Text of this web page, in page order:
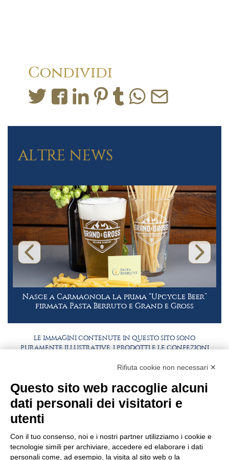
Condividi
ALTRE NEWS
Nasce a Carmagnola la prima “Upcycle Beer”
firmata Pasta Berruto e Grand e Gross
LE IMMAGINI CONTENUTE IN QUESTO SITO SONO
PURAMENTE ILLUSTRATIVE, I PRODOTTI E LE CONFEZIONI
BEST PARTNER AREA
COMPLIANCE
TERMINI E CONDIZIONI
Rifiuta cookie non necessari ✕
Questo sito web raccoglie alcuni
dati personali dei visitatori e
utenti
Con il tuo consenso, noi e i nostri partner utilizziamo i cookie e
tecnologie simili per archiviare, accedere ed elaborare i dati
personali come, ad esempio, la visita al sito web o la